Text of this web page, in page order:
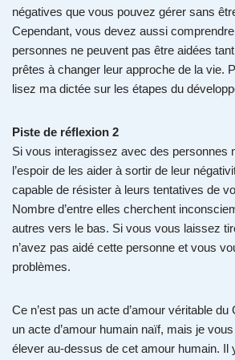
négatives que vous pouvez gérer sans
Cependant, vous devez aussi
personnes ne peuvent pas être aidées
prêtes à changer leur approche de la vie.
lisez ma dictée sur les étapes du
Piste de réflexion 2
Si vous interagissez avec des personnes
l’espoir de les aider à sortir de leur
capable de résister à leurs tentatives de
Nombre d’entre elles cherchent
autres vers le bas. Si vous vous laissez
n’avez pas aidé cette personne et vous
problèmes.
Ce n’est pas un acte d’amour véritable du
un acte d’amour humain naïf, mais je
élever au-dessus de cet amour humain. Il